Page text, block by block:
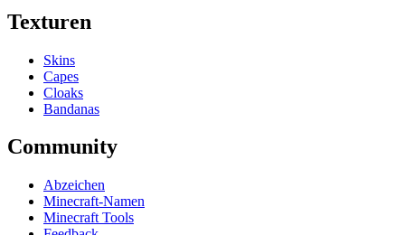
Texturen
Skins
Capes
Cloaks
Bandanas
Community
Abzeichen
Minecraft-Namen
Minecraft Tools